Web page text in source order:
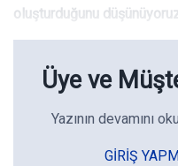
oluşturduğunu
Üye ve
Yazının devamını
GIRIŞ